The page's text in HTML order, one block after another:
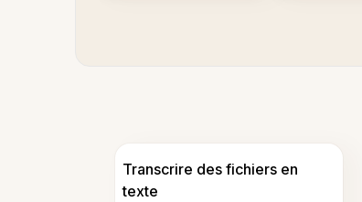
Transcrire des fichiers en
texte